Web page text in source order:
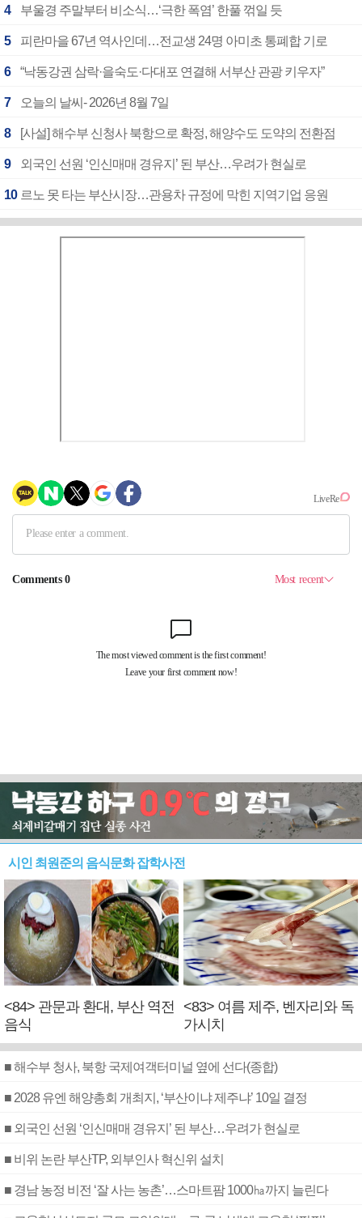
4 부울경 주말부터 비소식…‘극한 폭염’ 한풀 꺾일 듯
5 피란마을 67년 역사인데…전교생 24명 아미초 통폐합 기로
6 “낙동강권 삼락·을숙도·다대포 연결해 서부산 관광 키우자”
7 오늘의 날씨- 2026년 8월 7일
8 [사설] 해수부 신청사 북항으로 확정, 해양수도 도약의 전환점
9 외국인 선원 ‘인신매매 경유지’ 된 부산…우려가 현실로
10 르노 못 타는 부산시장…관용차 규정에 막힌 지역기업 응원
시인 최원준의 음식문화 잡학사전
<84> 관문과 환대, 부산 역전
음식
<83> 여름 제주, 벤자리와 독
가시치
■ 해수부 청사, 북항 국제여객터미널 옆에 선다(종합)
■ 2028 유엔 해양총회 개최지, ‘부산이냐 제주냐’ 10일 결정
■ 외국인 선원 ‘인신매매 경유지’ 된 부산…우려가 현실로
■ 비위 논란 부산TP, 외부인사 혁신위 설치
■ 경남 농정 비전 ‘잘 사는 농촌’…스마트팜 1000㏊까지 늘린다